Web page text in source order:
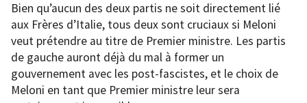
Bien qu’aucun des deux partis ne soit directement lié
aux Frères d’Italie, tous deux sont cruciaux si Meloni
veut prétendre au titre de Premier ministre. Les partis
de gauche auront déjà du mal à former un
gouvernement avec les post-fascistes, et le choix de
Meloni en tant que Premier ministre leur sera